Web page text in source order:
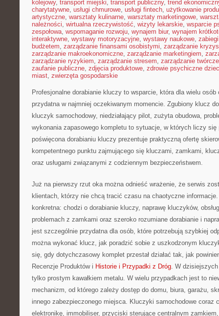
kolejowy, transport miejski, transport publiczny, trend
charytatywne, usługi chmurowe, usługi fintech, użytkowanie
artystyczne, warsztaty kulinarne, warsztaty marketingowe,
należności, wirtualna rzeczywistość, wizyty lekarskie, wsparcie
zespołowa, wspomaganie rozwoju, wynajem biur, wynajem
interaktywne, wystawy motoryzacyjne, wystawy naukowe,
budżetem, zarządzanie finansami osobistymi, zarządzanie
zarządzanie makroekonomiczne, zarządzanie marketingiem,
zarządzanie ryzykiem, zarządzanie stresem, zarządzanie twórcze
zaufanie publiczne, zdjęcia produktowe, zdrowie psychiczne
miast, zwierzęta gospodarskie
Profesjonalne dorabianie kluczy to wsparcie, która dla wielu osób
przydatna w najmniej oczekiwanym momencie. Zgubiony klucz
kluczyk samochodowy, niedziałający pilot, zużyta obudowa,
wykonania zapasowego kompletu to sytuacje, w których liczy się
poświęcona dorabianiu kluczy prezentuje praktyczną ofertę
kompetentnego punktu zajmującego się kluczami, zamkami,
oraz usługami związanymi z codziennym bezpieczeństwem.
Już na pierwszy rzut oka można odnieść wrażenie, że serwis
klientach, którzy nie chcą tracić czasu na chaotyczne
konkretna: chodzi o dorabianie kluczy, naprawę kluczyków,
problemach z zamkami oraz szeroko rozumiane dorabianie i
jest szczególnie przydatna dla osób, które potrzebują szybkiej
można wykonać klucz, jak poradzić sobie z uszkodzonym
się, gdy dotychczasowy komplet przestał działać tak, jak
Recenzje Produktów i Historie i Przypadki z Dróg. W
tylko prostym kawałkiem metalu. W wielu przypadkach jest to
mechanizm, od którego zależy dostęp do domu, biura, garażu,
innego zabezpieczonego miejsca. Kluczyki samochodowe coraz
elektronikę, immobiliser, przyciski sterujące centralnym